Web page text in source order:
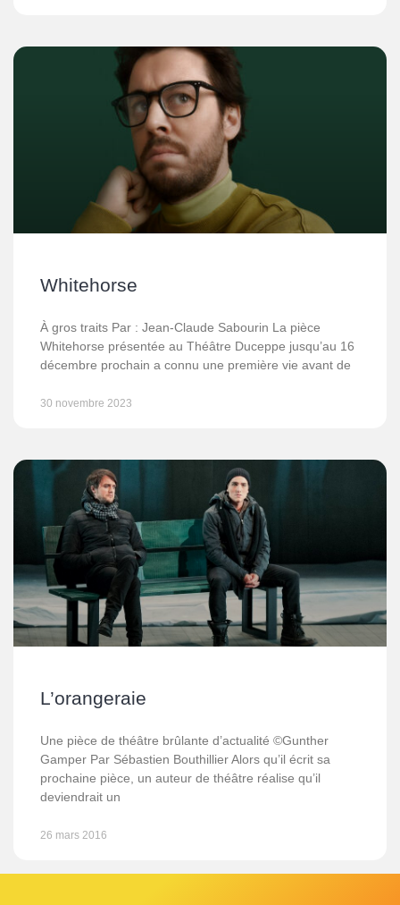
Whitehorse
À gros traits Par : Jean-Claude Sabourin La pièce
Whitehorse présentée au Théâtre Duceppe jusqu’au 16
décembre prochain a connu une première vie avant de
30 novembre 2023
L’orangeraie
Une pièce de théâtre brûlante d’actualité ©Gunther
Gamper Par Sébastien Bouthillier Alors qu’il écrit sa
prochaine pièce, un auteur de théâtre réalise qu’il
deviendrait un
26 mars 2016